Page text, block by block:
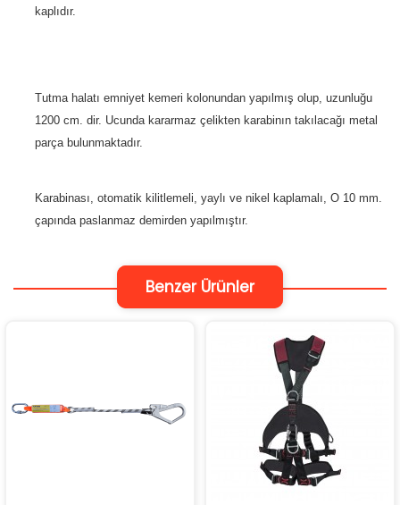
kaplıdır.
Tutma halatı emniyet kemeri kolonundan yapılmış olup, uzunluğu
1200 cm. dir. Ucunda kararmaz çelikten karabinın takılacağı metal
parça bulunmaktadır.
Karabinası, otomatik kilitlemeli, yaylı ve nikel kaplamalı, O 10 mm.
çapında paslanmaz demirden yapılmıştır.
Benzer Ürünler